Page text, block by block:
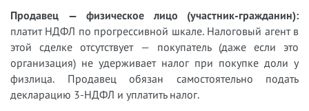
Продавец — физическое лицо (участник-гражданин):
платит НДФЛ по прогрессивной шкале. Налоговый агент в
этой сделке отсутствует — покупатель (даже если это
организация) не удерживает налог при покупке доли у
физлица. Продавец обязан самостоятельно подать
декларацию 3-НДФЛ и уплатить налог.